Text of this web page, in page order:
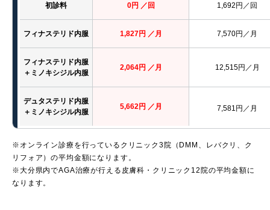
初診料 0円 ／回 1,692円／回
フィナステリド内服 1,827円 ／月 7,570円／月
フィナステリド内服
＋ミノキシジル内服
2,064円 ／月 12,515円／月
デュタステリド内服
＋ミノキシジル内服
5,662円 ／月 7,581円／月
※オンライン診療を行っているクリニック3院（DMM、レバクリ、ク
リフォア）の平均金額になります。
※大分県内でAGA治療が行える皮膚科・クリニック12院の平均金額に
なります。